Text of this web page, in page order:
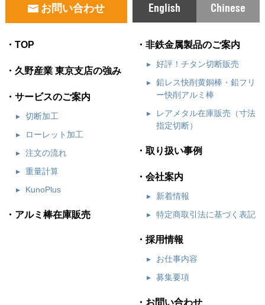
お問い合わせ English Chinese
TOP
久野産業 東京支店の強み
サービスのご案内
切断加工
ローレット加工
注文の流れ
重量計算
KunoPlus
アルミ棒在庫販売
非鉄金属製品のご案内
好評！チタン切断販売
鉛レス快削黄銅棒・鉛フリ
ー快削アルミ棒
レアメタル在庫販売（寸法
指定切断）
取り扱い事例
会社案内
新着情報
特定商取引法に基づく表記
採用情報
お仕事内容
募集要項
お問い合わせ